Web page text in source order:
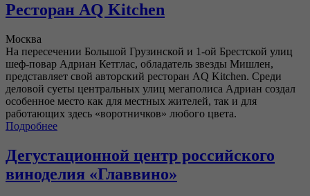
Ресторан AQ Kitchen
Москва
На пересечении Большой Грузинской и 1-ой Брестской улиц
шеф-повар Адриан Кетглас, обладатель звезды Мишлен,
представляет свой авторский ресторан AQ Kitchen. Среди
деловой суеты центральных улиц мегаполиса Адриан создал
особенное место как для местных жителей, так и для
работающих здесь «воротничков» любого цвета.
Подробнее
Дегустационной центр российского
виноделия «Главвино»